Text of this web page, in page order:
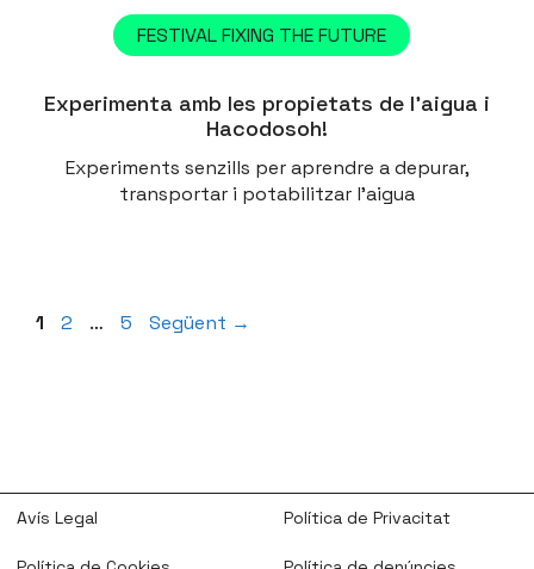
FESTIVAL FIXING THE FUTURE
Experimenta amb les propietats de l’aigua i
Hacodosoh!
Experiments senzills per aprendre a depurar,
transportar i potabilitzar l’aigua
Pàgina
1 Pàgina
2 … Pàgina
5 Següent →
Avís Legal Política de Privacitat